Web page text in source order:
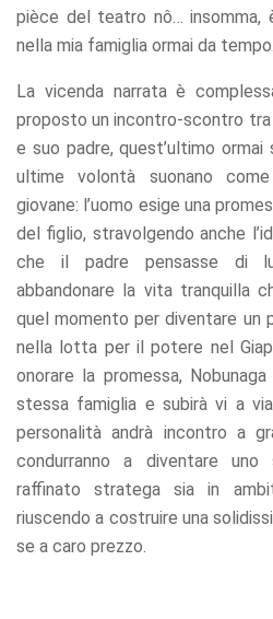
pièce del teatro nô… insomma,
nella mia famiglia ormai da tempo.
La vicenda narrata è
proposto un incontro-scontro tra
e suo padre, quest’ultimo
ultime volontà suonano
giovane: l’uomo esige una
del figlio, stravolgendo anche
che il padre pensasse di
abbandonare la vita tranquilla
quel momento per diventare un
nella lotta per il potere nel
onorare la promessa,
stessa famiglia e subirà vi a
personalità andrà incontro a
condurranno a diventare
raffinato stratega sia in
riuscendo a costruire una
se a caro prezzo.